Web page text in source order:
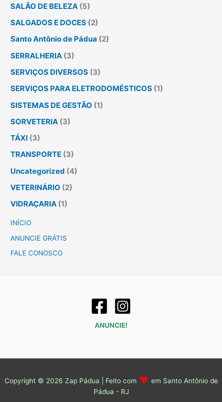
SALÃO DE BELEZA (5)
SALGADOS E DOCES (2)
Santo Antônio de Pádua (2)
SERRALHERIA (3)
SERVIÇOS DIVERSOS (3)
SERVIÇOS PARA ELETRODOMÉSTICOS (1)
SISTEMAS DE GESTÃO (1)
SORVETERIA (3)
TÁXI (3)
TRANSPORTE (3)
Uncategorized (4)
VETERINÁRIO (2)
VIDRAÇARIA (1)
INÍCIO
ANUNCIE GRÁTIS
FALE CONOSCO
ANUNCIE!
Copyright © 2026 Zap Pádua | Feito com ♥ em Santo Antônio de
Pádua - RJ